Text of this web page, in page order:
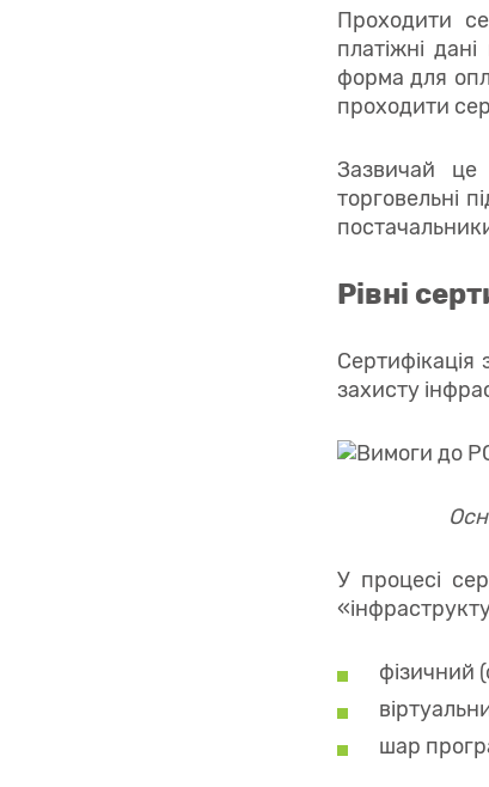
Проходити
платіжні
форма для
проходити
Зазвичай це
торговельні
Рівні
захисту
У процесі
фізичний
шар